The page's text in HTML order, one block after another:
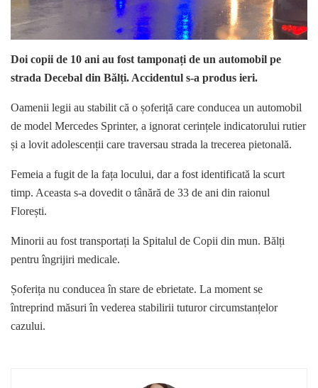
Doi copii de 10 ani au fost tamponați de un automobil pe
strada Decebal din Bălți. Accidentul s-a produs ieri.
Oamenii legii au stabilit că o șoferiță care conducea un automobil
de model Mercedes Sprinter, a ignorat cerințele indicatorului rutier
și a lovit adolescenții care traversau strada la trecerea pietonală.
Femeia a fugit de la fața locului, dar a fost identificată la scurt
timp. Aceasta s-a dovedit o tânără de 33 de ani din raionul
Florești.
Minorii au fost transportați la Spitalul de Copii din mun. Bălți
pentru îngrijiri medicale.
Șoferița nu conducea în stare de ebrietate. La moment se
întreprind măsuri în vederea stabilirii tuturor circumstanțelor
cazului.